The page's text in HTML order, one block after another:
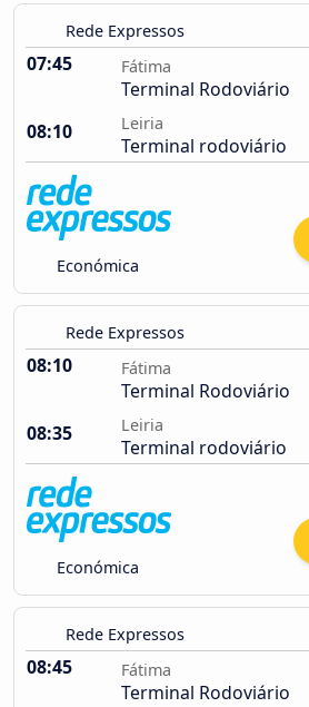
Rede Expressos
07:45 Fátima
Terminal Rodoviário
08:10
Leiria
Terminal rodoviário
Económica
Rede Expressos
08:10 Fátima
Terminal Rodoviário
08:35
Leiria
Terminal rodoviário
Económica
Rede Expressos
08:45 Fátima
Terminal Rodoviário